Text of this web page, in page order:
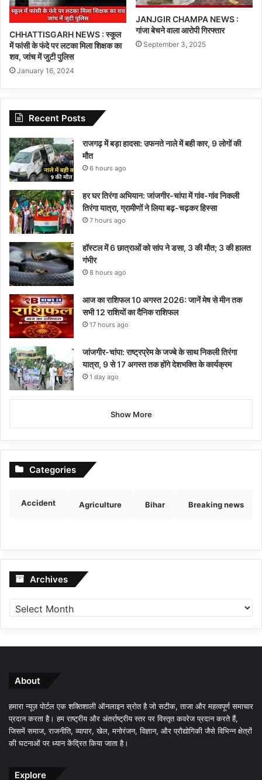
CHHATTISGARH NEWS : स्कूल
में फांसी के फंदे पर लटका मिला शिक्षक का
शव, जांच में जुटी पुलिस
January 16, 2024
JANJGIR CHAMPA NEWS :
गांजा बेचने वाला आरोपी गिरफ्तार
September 3, 2025
Recent Posts
राजगढ़ में बड़ा हादसा: उफनते नाले में बही कार, 9 लोगों की
मौत
6 hours ago
हर घर तिरंगा अभियान: जांजगीर-चांपा में गांव-गांव निकली
तिरंगा यात्रा, ग्रामीणों ने लिया बढ़-चढ़कर हिस्सा
7 hours ago
हॉस्टल में 6 छात्राओं को सांप ने डसा, 3 की मौत; 3 की हालत
गंभीर
8 hours ago
आज का राशिफल 10 अगस्त 2026: जानें मेष से मीन तक
सभी 12 राशियों का दैनिक राशिफल
17 hours ago
जांजगीर-चांपा: राष्ट्रप्रेम के जज्बे के साथ निकली तिरंगा
यात्रा, 9 से 17 अगस्त तक होंगे देशभक्ति के कार्यक्रम
1 day ago
Show More
Categories
Accident Agriculture Bihar Breaking news
Archives Archives
About
हमारा न्यूज़ पोर्टल एक शक्तिशाली ऑनलाइन स्रोत है जो सटीक, ताजा और महत्वपूर्ण समाचार
प्रदान करता है। हम राष्ट्रीय और अंतर्राष्ट्रीय स्तर पर विस्तृत कवरेज प्रदान करते हैं,
जिसमें समाज, राजनीति, व्यापार, खेल, मनोरंजन, विज्ञान, और प्रौद्योगिकी जैसे विभिन्न क्षेत्रों
की घटनाओं पर ध्यान केंद्रित किया जाता है।
Explore